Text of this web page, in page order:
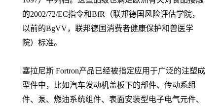
的2002/72/EC指令和BfR（联邦德国风险评估学院，
以前的BgVV，联邦德国消费者健康保护和兽医学
院）标准。
塞拉尼斯 Fortron产品已经被指定应用于广泛的注塑成
型件中，比如汽车发动机盖板下的部件、传动系组
件、泵、燃油系统组件、表面安装型电子电气元件、